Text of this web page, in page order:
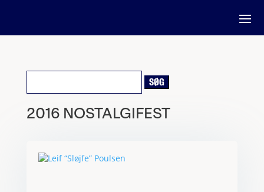
2016 NOSTALGIFEST